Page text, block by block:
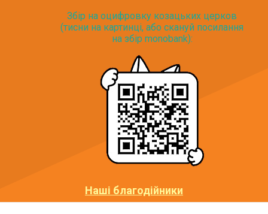
Збір на оцифровку козацьких церков
(тисни на картинці, або скануй посилання
на збір monobank):
Наші благодійники